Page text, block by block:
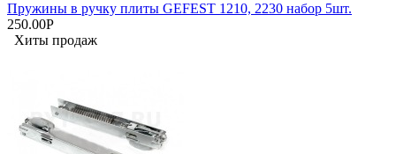
Пружины в ручку плиты GEFEST 1210, 2230 набор 5шт.
250.00Р
Хиты продаж